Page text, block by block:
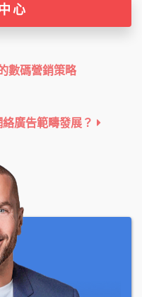
心
數碼營銷策略
廣告範疇發展？